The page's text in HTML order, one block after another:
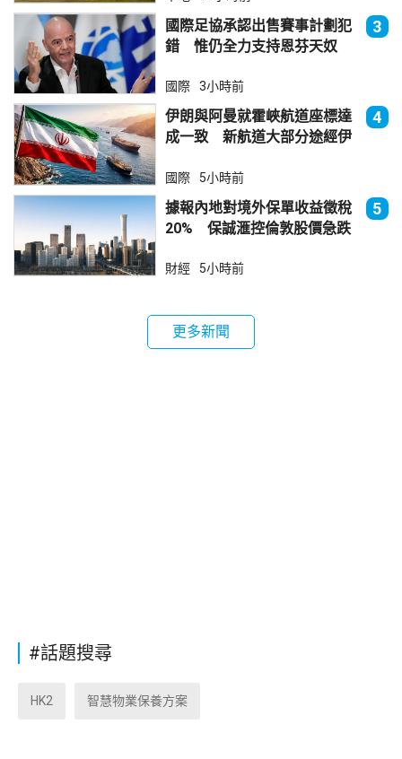
國際足協承認出售賽事計劃犯
錯 惟仍全力支持恩芬天奴
3
國際 3小時前
伊朗與阿曼就霍峽航道座標達
成一致 新航道大部分途經伊
4
國際 5小時前
據報內地對境外保單收益徵稅
20% 保誠滙控倫敦股價急跌
5
財經 5小時前
更多新聞
#話題搜尋
HK2 智慧物業保養方案